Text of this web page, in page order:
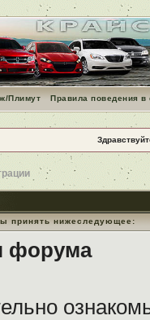
Плимут Правила поведения
принять нижеследующее:
форума